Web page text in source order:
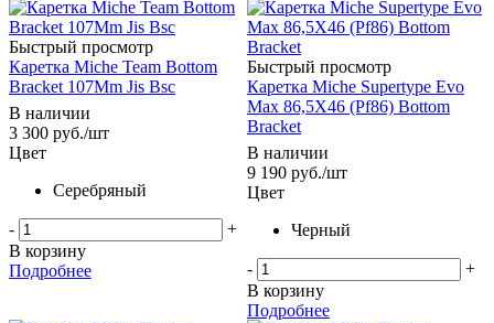
Быстрый просмотр
Каретка Miche Team Bottom
Bracket 107Mm Jis Bsc
В наличии
3 300 руб./шт
Цвет
Серебряный
-
+
В корзину
Подробнее
Быстрый просмотр
Каретка Miche Supertype Evo
Max 86,5X46 (Pf86) Bottom
Bracket
В наличии
9 190 руб./шт
Цвет
Черный
-
+
В корзину
Подробнее